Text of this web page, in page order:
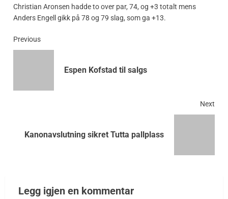
Christian Aronsen hadde to over par, 74, og +3 totalt mens
Anders Engell gikk på 78 og 79 slag, som ga +13.
Previous
Espen Kofstad til salgs
Next
Kanonavslutning sikret Tutta pallplass
Legg igjen en kommentar